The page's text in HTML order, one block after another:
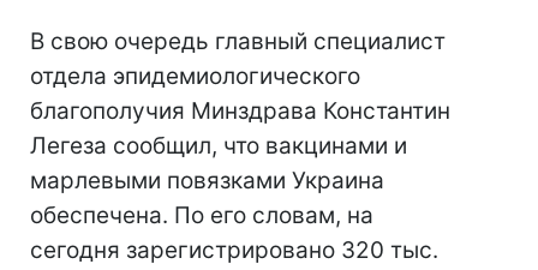
В свою очередь главный специалист
отдела эпидемиологического
благополучия Минздрава Константин
Легеза сообщил, что вакцинами и
марлевыми повязками Украина
обеспечена. По его словам, на
сегодня зарегистрировано 320 тыс.